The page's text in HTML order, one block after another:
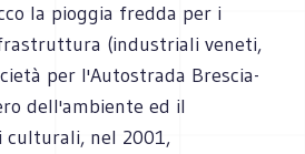
la pioggia fredda per i
(industriali veneti,
per l'Autostrada Brescia-
dell'ambiente ed il
culturali, nel 2001,